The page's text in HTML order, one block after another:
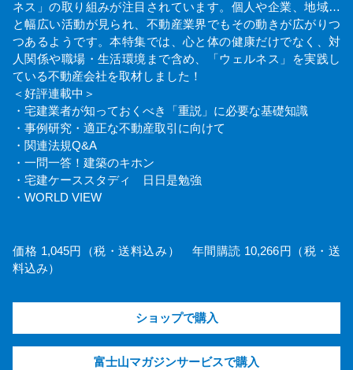
ネス」の取り組みが注目されています。個人や企業、地域…
と幅広い活動が見られ、不動産業界でもその動きが広がりつ
つあるようです。本特集では、心と体の健康だけでなく、対
人関係や職場・生活環境まで含め、「ウェルネス」を実践し
ている不動産会社を取材しました！
＜好評連載中＞
・宅建業者が知っておくべき「重説」に必要な基礎知識
・事例研究・適正な不動産取引に向けて
・関連法規Q&A
・一問一答！建築のキホン
・宅建ケーススタディ 日日是勉強
・WORLD VIEW
価格 1,045円（税・送料込み） 年間購読 10,266円（税・送
料込み）
ショップで購入
富士山マガジンサービスで購入